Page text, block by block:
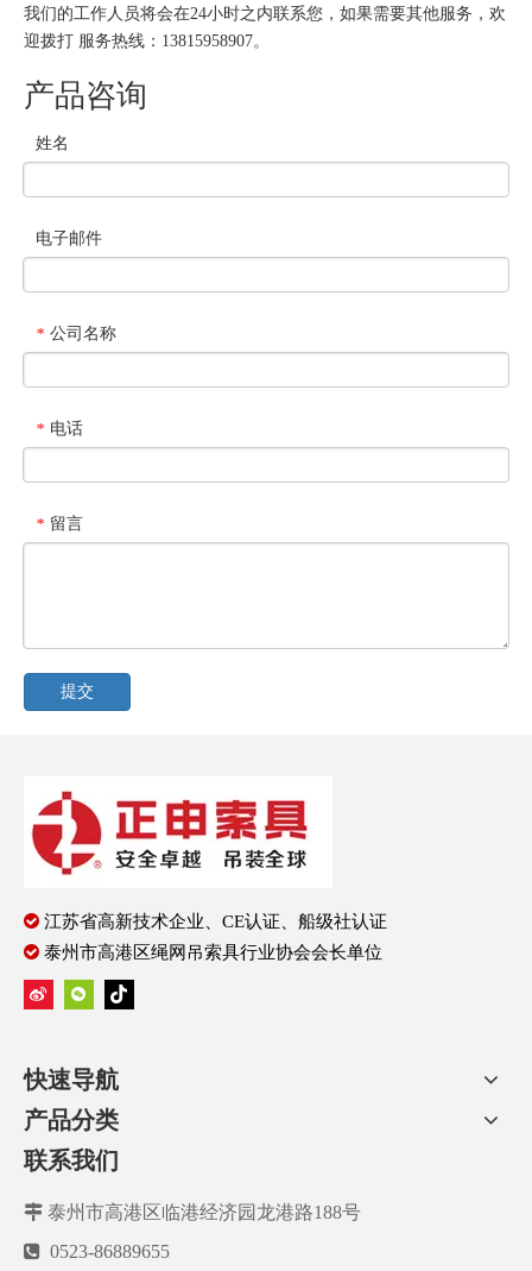
我们的工作人员将会在24小时之内联系您，如果需要其他服务，欢
迎拨打 服务热线：13815958907。
产品咨询
姓名
电子邮件
* 公司名称
* 电话
* 留言
提交
 江苏省高新技术企业、CE认证、船级社认证
 泰州市高港区绳网吊索具行业协会会长单位
快速导航
产品分类
联系我们
 泰州市高港区临港经济园龙港路188号
 0523-86889655